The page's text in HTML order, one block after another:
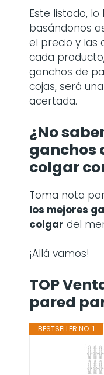
Este listado,
basándonos
el precio y las
cada
ganchos de
cojas, será
acertada.
¿No
ganchos
colgar
Toma nota
los mejores
colgar del
¡Allá vamos!
TOP
pared
BESTSELLER NO. 1